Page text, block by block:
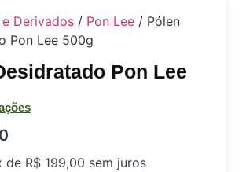
e Derivados / Pon Lee / Pólen
Pon Lee 500g
Pon Lee
de R$ 199,00 sem juros